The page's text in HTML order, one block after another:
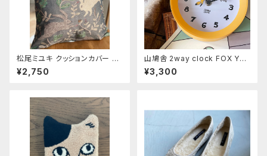
松尾ミユキ クッションカバー 【T
hree Rabbit】
¥2,750
山鳩舎 2way clock FOX Yell
ow
¥3,300